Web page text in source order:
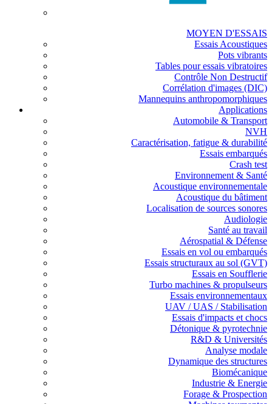
MOYEN D'ESSAIS
Essais Acoustiques
Pots vibrants
Tables pour essais vibratoires
Contrôle Non Destructif
Corrélation d'images (DIC)
Mannequins anthropomorphiques
Applications
Automobile & Transport
NVH
Caractérisation, fatigue & durabilité
Essais embarqués
Crash test
Environnement & Santé
Acoustique environnementale
Acoustique du bâtiment
Localisation de sources sonores
Audiologie
Santé au travail
Aérospatial & Défense
Essais en vol ou embarqués
Essais structuraux au sol (GVT)
Essais en Soufflerie
Turbo machines & propulseurs
Essais environnementaux
UAV / UAS / Stabilisation
Essais d'impacts et chocs
Détonique & pyrotechnie
R&D & Universités
Analyse modale
Dynamique des structures
Biomécanique
Industrie & Energie
Forage & Prospection